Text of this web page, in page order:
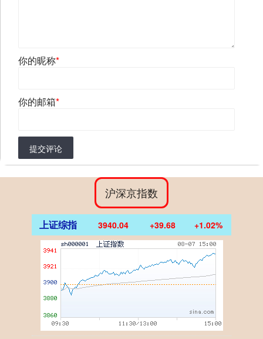
你的昵称*
你的邮箱*
提交评论
沪深京指数
上证综指 3940.04 +39.68 +1.02%